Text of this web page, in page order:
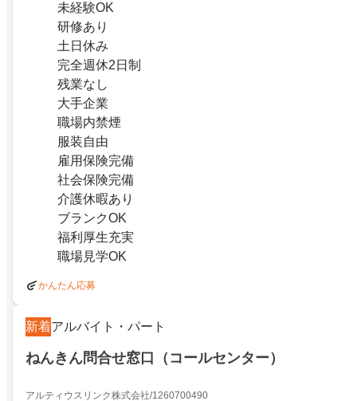
未経験OK
研修あり
土日休み
完全週休2日制
残業なし
大手企業
職場内禁煙
服装自由
雇用保険完備
社会保険完備
介護休暇あり
ブランクOK
福利厚生充実
職場見学OK
かんたん応募
新着アルバイト・パート
ねんきん問合せ窓口（コールセンター）
アルティウスリンク株式会社/1260700490